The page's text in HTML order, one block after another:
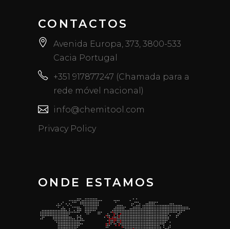
CONTACTOS
Avenida Europa, 373, 3800-533
Cacia Portugal
+351 917877247 (Chamada para a
rede móvel nacional)
info@chemitool.com
Privacy Policy
ONDE ESTAMOS